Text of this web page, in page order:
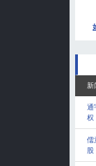
新
通
权
儒